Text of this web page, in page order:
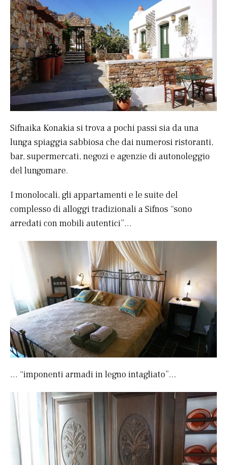
Sifnaika Konakia si trova a pochi passi sia da una
lunga spiaggia sabbiosa che dai numerosi ristoranti,
bar, supermercati, negozi e agenzie di autonoleggio
del lungomare.
I monolocali, gli appartamenti e le suite del
complesso di alloggi tradizionali a Sifnos “sono
arredati con mobili autentici”…
… “imponenti armadi in legno intagliato”…